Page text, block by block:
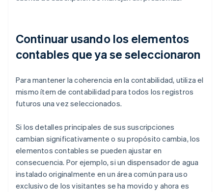
Continuar usando los elementos
contables que ya se seleccionaron
Para mantener la coherencia en la contabilidad, utiliza el
mismo ítem de contabilidad para todos los registros
futuros una vez seleccionados.
Si los detalles principales de sus suscripciones
cambian significativamente o su propósito cambia, los
elementos contables se pueden ajustar en
consecuencia. Por ejemplo, si un dispensador de agua
instalado originalmente en un área común para uso
exclusivo de los visitantes se ha movido y ahora es